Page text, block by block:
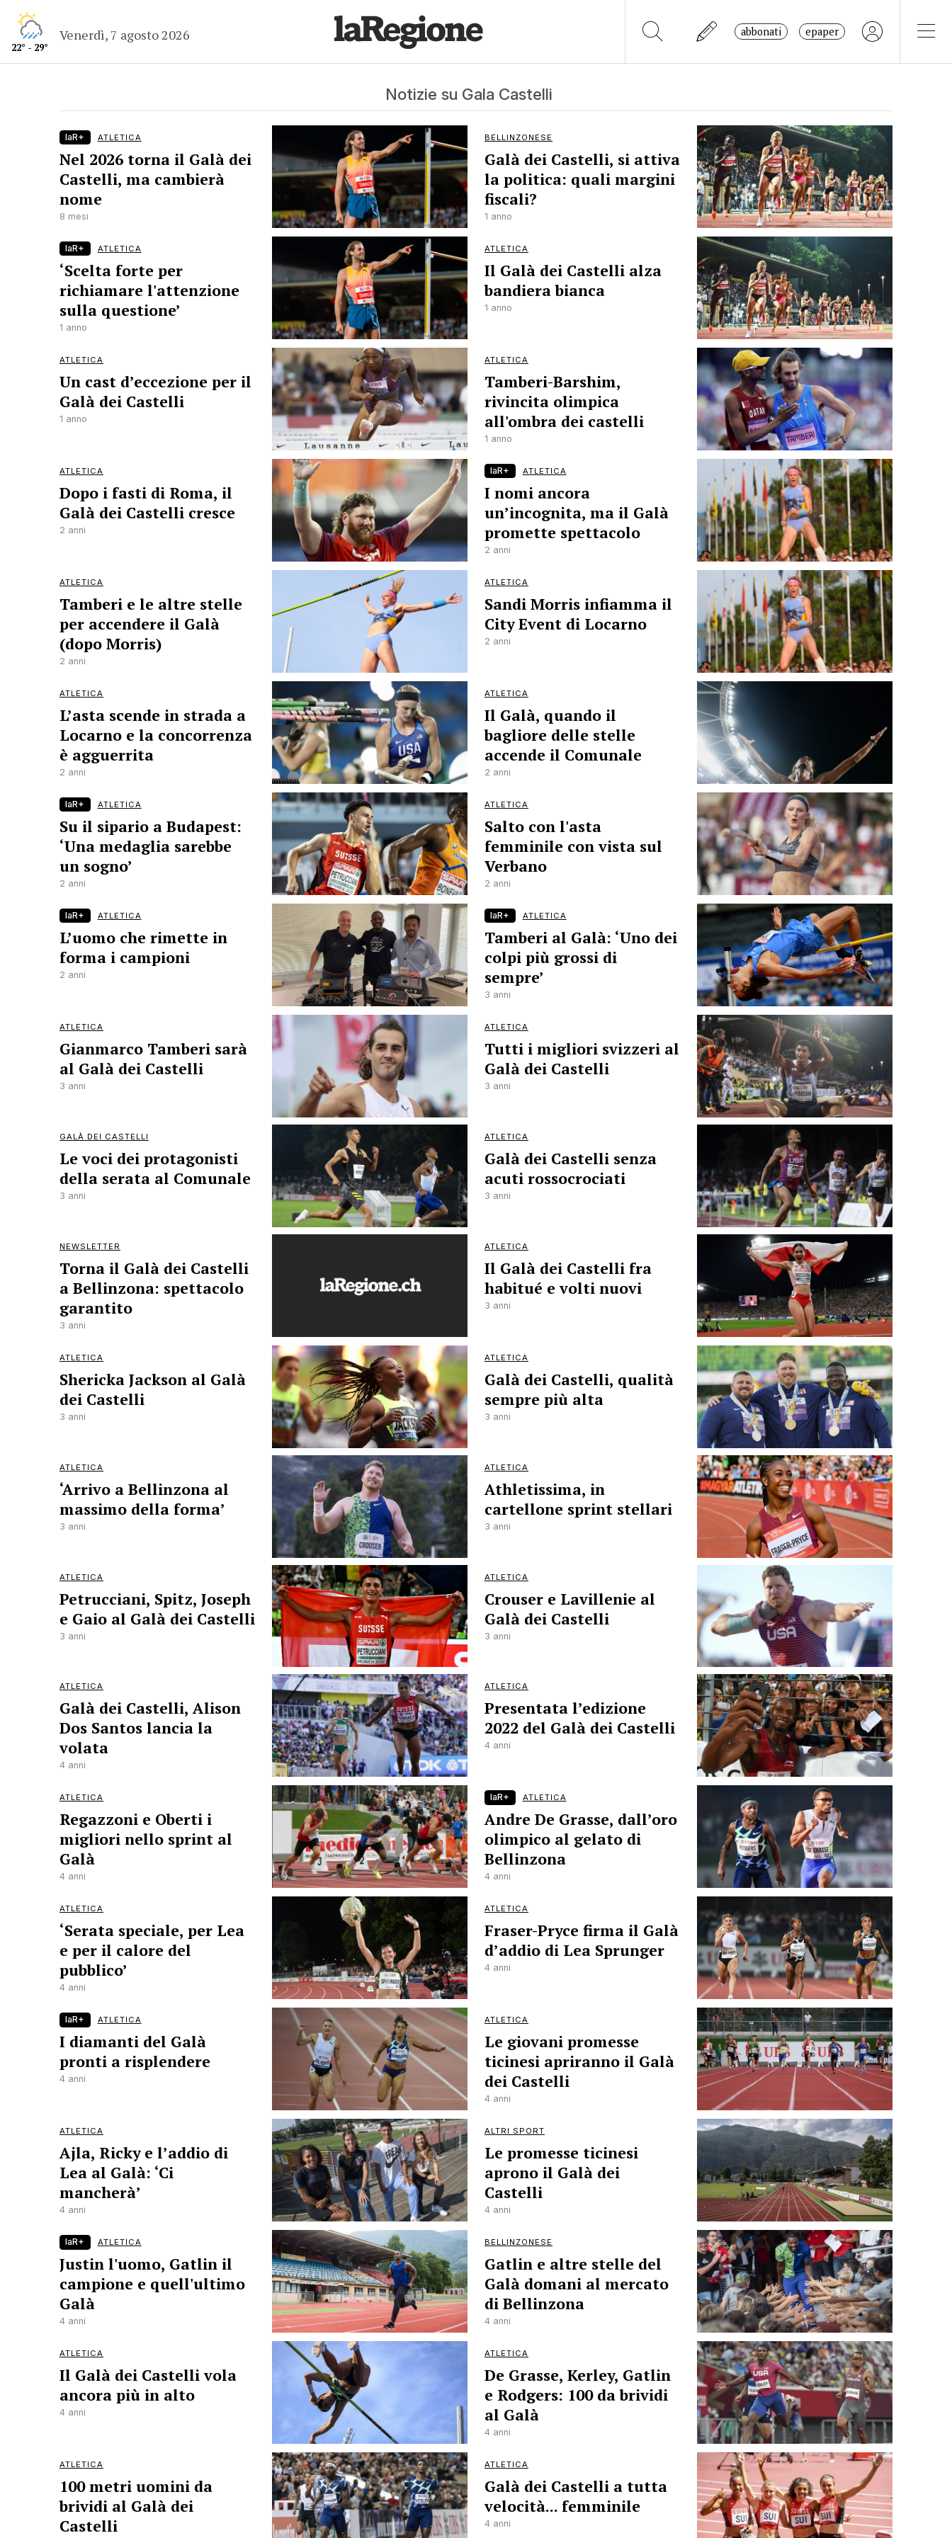
22° - 29°
Venerdì, 7 agosto 2026 abbonati epaper
Notizie su Gala Castelli
laR+ ATLETICA
Nel 2026 torna il Galà dei
Castelli, ma cambierà
nome
8 mesi
BELLINZONESE
Galà dei Castelli, si attiva
la politica: quali margini
fiscali?
1 anno
laR+ ATLETICA
‘Scelta forte per
richiamare l'attenzione
sulla questione’
1 anno
ATLETICA
Il Galà dei Castelli alza
bandiera bianca
1 anno
ATLETICA
Un cast d’eccezione per il
Galà dei Castelli
1 anno
ATLETICA
Tamberi-Barshim,
rivincita olimpica
all'ombra dei castelli
1 anno
ATLETICA
Dopo i fasti di Roma, il
Galà dei Castelli cresce
2 anni
laR+ ATLETICA
I nomi ancora
un’incognita, ma il Galà
promette spettacolo
2 anni
ATLETICA
Tamberi e le altre stelle
per accendere il Galà
(dopo Morris)
2 anni
ATLETICA
Sandi Morris infiamma il
City Event di Locarno
2 anni
ATLETICA
L’asta scende in strada a
Locarno e la concorrenza
è agguerrita
2 anni
ATLETICA
Il Galà, quando il
bagliore delle stelle
accende il Comunale
2 anni
laR+ ATLETICA
Su il sipario a Budapest:
‘Una medaglia sarebbe
un sogno’
2 anni
ATLETICA
Salto con l'asta
femminile con vista sul
Verbano
2 anni
laR+ ATLETICA
L’uomo che rimette in
forma i campioni
2 anni
laR+ ATLETICA
Tamberi al Galà: ‘Uno dei
colpi più grossi di
sempre’
3 anni
ATLETICA
Gianmarco Tamberi sarà
al Galà dei Castelli
3 anni
ATLETICA
Tutti i migliori svizzeri al
Galà dei Castelli
3 anni
GALÀ DEI CASTELLI
Le voci dei protagonisti
della serata al Comunale
3 anni
ATLETICA
Galà dei Castelli senza
acuti rossocrociati
3 anni
NEWSLETTER
Torna il Galà dei Castelli
a Bellinzona: spettacolo
garantito
3 anni
ATLETICA
Il Galà dei Castelli fra
habitué e volti nuovi
3 anni
ATLETICA
Shericka Jackson al Galà
dei Castelli
3 anni
ATLETICA
Galà dei Castelli, qualità
sempre più alta
3 anni
ATLETICA
‘Arrivo a Bellinzona al
massimo della forma’
3 anni
ATLETICA
Athletissima, in
cartellone sprint stellari
3 anni
ATLETICA
Petrucciani, Spitz, Joseph
e Gaio al Galà dei Castelli
3 anni
ATLETICA
Crouser e Lavillenie al
Galà dei Castelli
3 anni
ATLETICA
Galà dei Castelli, Alison
Dos Santos lancia la
volata
4 anni
ATLETICA
Presentata l’edizione
2022 del Galà dei Castelli
4 anni
ATLETICA
Regazzoni e Oberti i
migliori nello sprint al
Galà
4 anni
laR+ ATLETICA
Andre De Grasse, dall’oro
olimpico al gelato di
Bellinzona
4 anni
ATLETICA
‘Serata speciale, per Lea
e per il calore del
pubblico’
4 anni
ATLETICA
Fraser-Pryce firma il Galà
d’addio di Lea Sprunger
4 anni
laR+ ATLETICA
I diamanti del Galà
pronti a risplendere
4 anni
ATLETICA
Le giovani promesse
ticinesi apriranno il Galà
dei Castelli
4 anni
ATLETICA
Ajla, Ricky e l’addio di
Lea al Galà: ‘Ci
mancherà’
4 anni
ALTRI SPORT
Le promesse ticinesi
aprono il Galà dei
Castelli
4 anni
laR+ ATLETICA
Justin l'uomo, Gatlin il
campione e quell'ultimo
Galà
4 anni
BELLINZONESE
Gatlin e altre stelle del
Galà domani al mercato
di Bellinzona
4 anni
ATLETICA
Il Galà dei Castelli vola
ancora più in alto
4 anni
ATLETICA
De Grasse, Kerley, Gatlin
e Rodgers: 100 da brividi
al Galà
4 anni
ATLETICA
100 metri uomini da
brividi al Galà dei
Castelli
ATLETICA
Galà dei Castelli a tutta
velocità... femminile
4 anni